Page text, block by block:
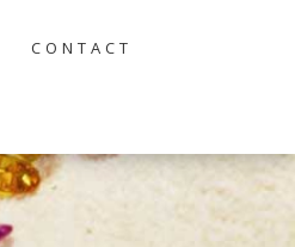
CONTACT